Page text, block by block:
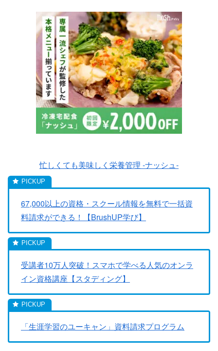
忙しくても美味しく栄養管理 -ナッシュ-
67,000以上の資格・スクール情報を無料で一括資
料請求ができる！【BrushUP学び】
受講者10万人突破！スマホで学べる人気のオンラ
イン資格講座【スタディング】
「生涯学習のユーキャン」資料請求プログラム